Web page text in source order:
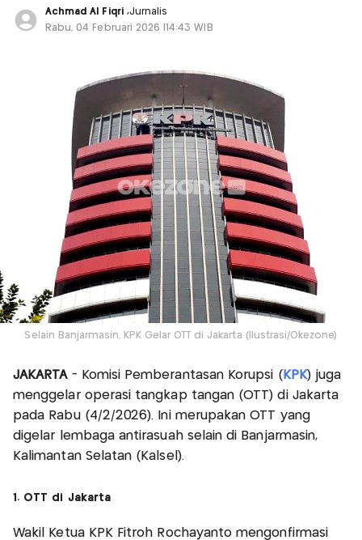
Achmad Al Fiqri ,Jurnalis
Rabu, 04 Februari 2026 |14:43 WIB
Selain Banjarmasin, KPK Gelar OTT di Jakarta (Ilustrasi/Okezone)
JAKARTA- Komisi Pemberantasan Korupsi ( KPK) juga
menggelar operasi tangkap tangan (OTT) di Jakarta
pada Rabu (4/2/2026). Ini merupakan OTT yang
digelar lembaga antirasuah selain di Banjarmasin,
Kalimantan Selatan (Kalsel).
1. OTT di Jakarta
Wakil Ketua KPK Fitroh Rochayanto mengonfirmasi